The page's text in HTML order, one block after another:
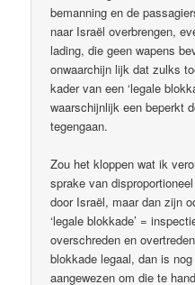
bemanning en de
naar Israël overbrengen,
lading, die geen wapens
onwaarchijn lijk dat zulks
kader van een ‘legale
waarschijnlijk een beperkt
tegengaan.
Zou het kloppen wat ik
sprake van
door Israël, maar dan zijn
‘legale blokkade’ =
overschreden en
blokkade legaal, dan is
aangewezen om die te